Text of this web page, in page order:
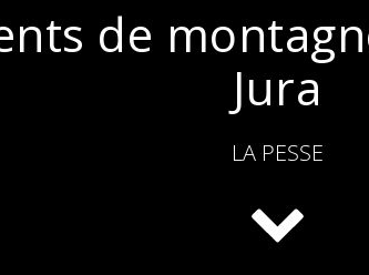
de
Jura
LA PESSE